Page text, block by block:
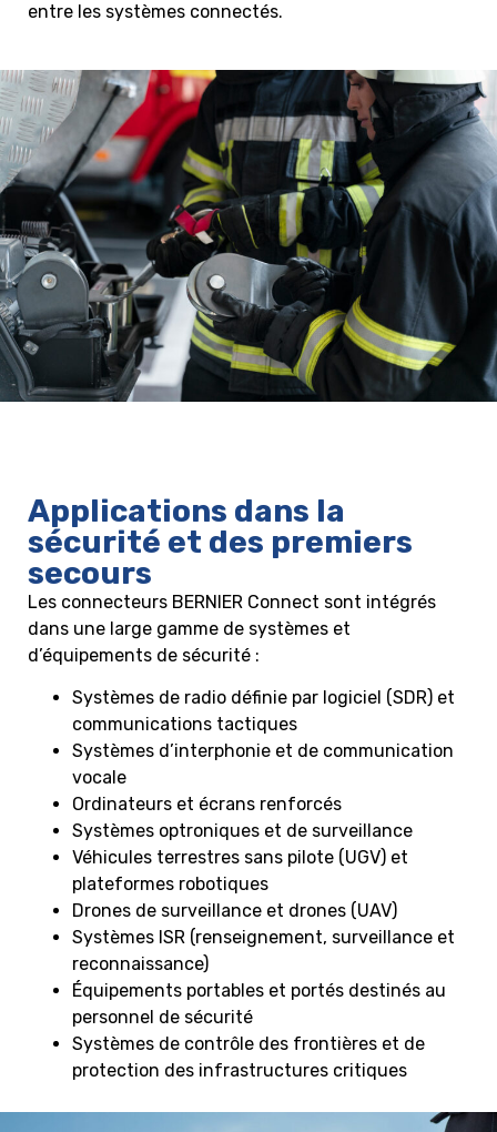
entre les systèmes connectés.
Applications dans la
sécurité et des premiers
secours
Les connecteurs BERNIER Connect sont intégrés
dans une large gamme de systèmes et
d’équipements de sécurité :
Systèmes de radio définie par logiciel (SDR) et
communications tactiques
Systèmes d’interphonie et de communication
vocale
Ordinateurs et écrans renforcés
Systèmes optroniques et de surveillance
Véhicules terrestres sans pilote (UGV) et
plateformes robotiques
Drones de surveillance et drones (UAV)
Systèmes ISR (renseignement, surveillance et
reconnaissance)
Équipements portables et portés destinés au
personnel de sécurité
Systèmes de contrôle des frontières et de
protection des infrastructures critiques